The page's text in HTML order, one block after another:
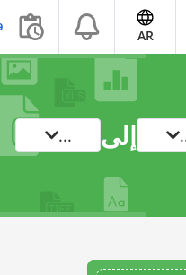
AR
إلى ...